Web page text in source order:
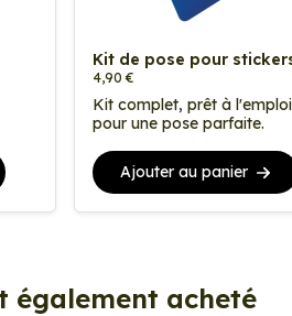
Kit de pose pour
4,90 €
Kit complet, prêt à l'emploi
pour une pose parfaite.
Ajouter au panier
également acheté